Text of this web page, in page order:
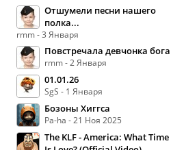
Отшумели песни нашего
полка...
rmm - 3 Января
Повстречала девчонка бога
rmm - 2 Января
01.01.26
SgS - 1 Января
Бозоны Хиггса
Pa-ha - 21 Ноя 2025
The KLF - America: What Time